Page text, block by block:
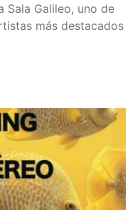
Sala Galileo, uno de
más destacados